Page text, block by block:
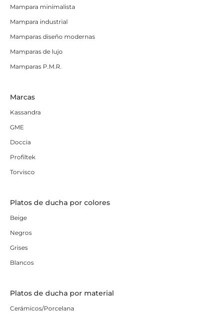
Mampara minimalista
Mampara industrial
Mamparas diseño modernas
Mamparas de lujo
Mamparas P.M.R.
Marcas
Kassandra
GME
Doccia
Profiltek
Torvisco
Platos de ducha por colores
Beige
Negros
Grises
Blancos
Platos de ducha por material
Cerámicos/Porcelana